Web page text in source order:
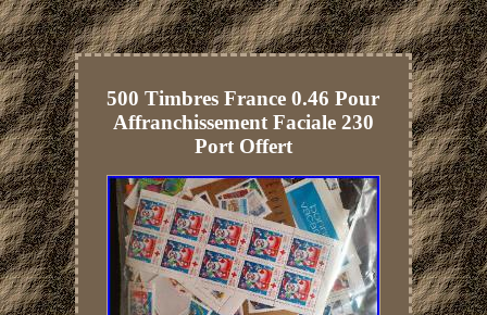
500 Timbres France 0.46 Pour
Affranchissement Faciale 230
Port Offert